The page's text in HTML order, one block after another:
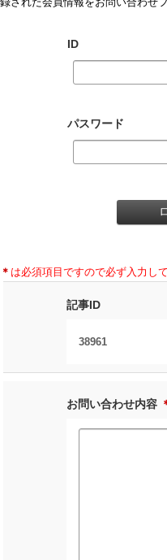
ID
パスワード
＊ は必須項目ですので必ず入力し
記事ID
38961
お問い合わせ内容